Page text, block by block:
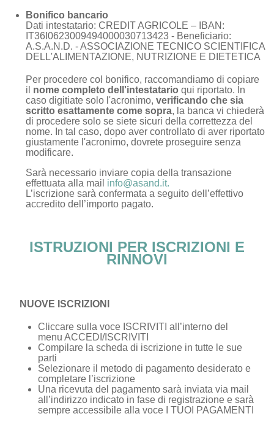
Bonifico bancario
Dati intestatario: CREDIT AGRICOLE – IBAN:
IT36I0623009494000030713423 - Beneficiario:
A.S.A.N.D. - ASSOCIAZIONE TECNICO SCIENTIFICA
DELL'ALIMENTAZIONE, NUTRIZIONE E DIETETICA
Per procedere col bonifico, raccomandiamo di copiare
il nome completo dell'intestatario qui riportato. In
caso digitiate solo l'acronimo, verificando che sia
scritto esattamente come sopra, la banca vi chiederà
di procedere solo se siete sicuri della correttezza del
nome. In tal caso, dopo aver controllato di aver riportato
giustamente l'acronimo, dovrete proseguire senza
modificare.
Sarà necessario inviare copia della transazione
effettuata alla mail info@asand.it.
L’iscrizione sarà confermata a seguito dell’effettivo
accredito dell’importo pagato.
ISTRUZIONI PER ISCRIZIONI E
RINNOVI
NUOVE ISCRIZIONI
Cliccare sulla voce ISCRIVITI all’interno del
menu ACCEDI/ISCRIVITI
Compilare la scheda di iscrizione in tutte le sue
parti
Selezionare il metodo di pagamento desiderato e
completare l’iscrizione
Una ricevuta del pagamento sarà inviata via mail
all’indirizzo indicato in fase di registrazione e sarà
sempre accessibile alla voce I TUOI PAGAMENTI